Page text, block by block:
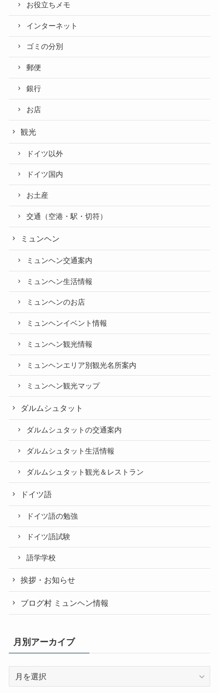
お役立ちメモ
インターネット
ゴミの分別
郵便
銀行
お店
観光
ドイツ以外
ドイツ国内
お土産
交通（空港・駅・切符）
ミュンヘン
ミュンヘン交通案内
ミュンヘン生活情報
ミュンヘンのお店
ミュンヘンイベント情報
ミュンヘン観光情報
ミュンヘンエリア別観光名所案内
ミュンヘン観光マップ
ダルムシュタット
ダルムシュタットの交通案内
ダルムシュタット生活情報
ダルムシュタット観光＆レストラン
ドイツ語
ドイツ語の勉強
ドイツ語試験
語学学校
挨拶・お知らせ
ブログ村 ミュンヘン情報
月別アーカイブ